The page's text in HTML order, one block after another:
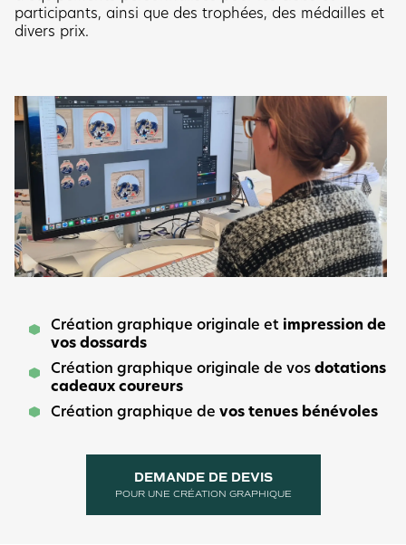
participants, ainsi que des trophées, des médailles et
divers prix.
Création graphique originale et impression de
vos dossards
Création graphique originale de vos dotations
cadeaux coureurs
Création graphique de vos tenues bénévoles
DEMANDE DE DEVIS
POUR UNE CRÉATION GRAPHIQUE